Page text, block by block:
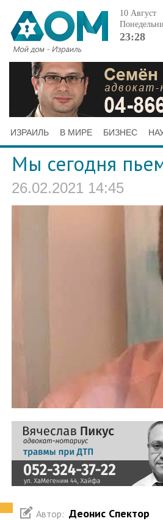
10 Август
23:28
ИЗРАИЛЬ В МИРЕ БИЗНЕС
Мы сегодня
26.02.2021 14:45
Автор: Деонис Спектор